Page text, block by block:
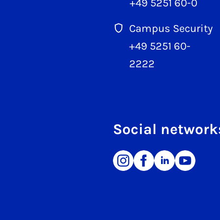
+49 5251 60-0
Campus Security
+49 5251 60-
2222
Social